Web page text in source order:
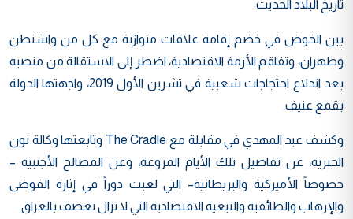
تاريخ البلاد الحديث.
بين الخوض في خضم إقامة علاقات متوازنة مع كل من واشنطن
وطهران، وتفاقم الأزمة الاقتصادية، اضطر إلى الاستقالة من منصبه
بعد اندلاع احتجاجات شعبية في تشرين الأول 2019، واجهتها الدولة
بقمع عنيف.
وكشف عبد المهدي في مقابلة مع The Cradle وتابعتها وكالة نون
الخبرية، عن تفاصيل تلك الأيام المروعة، وعن المصالح الأجنبية –
خصوصاً الأميركية والبريطانية– التي لعبت دوراً في إثارة الفوضى
والإرهاب والطائفية والتبعية الاقتصادية التي لا تزال تعصف بالعراق.